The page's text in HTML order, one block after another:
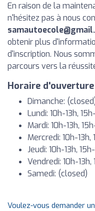
En raison de la
n'hésitez pas à nous
obtenir plus
d'inscription. Nous
parcours vers la
Horaire d'ouverture
Dimanche:
Lundi: 10h-13h,
Mardi: 10h-13h,
Mercredi: 10h-13h,
Jeudi: 10h-13h,
Vendredi: 10h-13h,
Samedi: (closed)
Voulez-vous demander